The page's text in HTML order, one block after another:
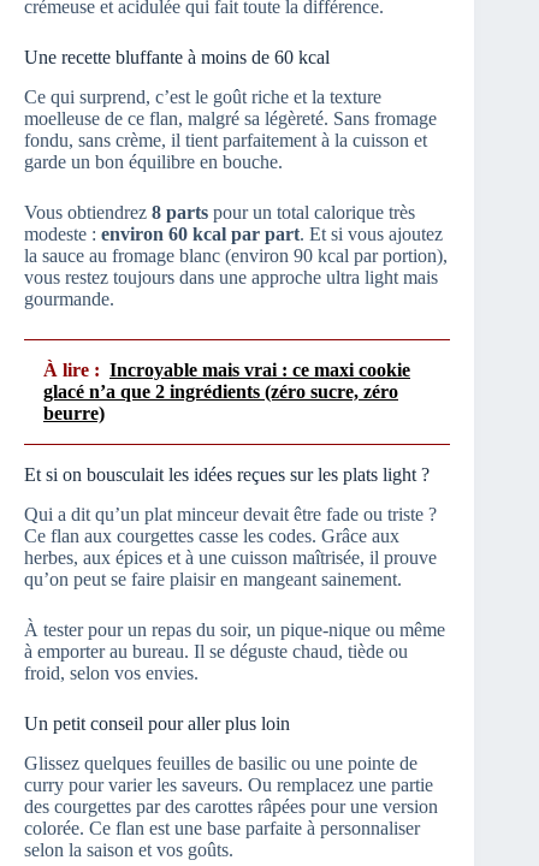
crémeuse et acidulée qui fait toute la différence.
Une recette bluffante à moins de 60 kcal
Ce qui surprend, c’est le goût riche et la texture
moelleuse de ce flan, malgré sa légèreté. Sans fromage
fondu, sans crème, il tient parfaitement à la cuisson et
garde un bon équilibre en bouche.
Vous obtiendrez 8 parts pour un total calorique très
modeste : environ 60 kcal par part. Et si vous ajoutez
la sauce au fromage blanc (environ 90 kcal par portion),
vous restez toujours dans une approche ultra light mais
gourmande.
À lire : Incroyable mais vrai : ce maxi cookie
glacé n’a que 2 ingrédients (zéro sucre, zéro
beurre)
Et si on bousculait les idées reçues sur les plats light ?
Qui a dit qu’un plat minceur devait être fade ou triste ?
Ce flan aux courgettes casse les codes. Grâce aux
herbes, aux épices et à une cuisson maîtrisée, il prouve
qu’on peut se faire plaisir en mangeant sainement.
À tester pour un repas du soir, un pique-nique ou même
à emporter au bureau. Il se déguste chaud, tiède ou
froid, selon vos envies.
Un petit conseil pour aller plus loin
Glissez quelques feuilles de basilic ou une pointe de
curry pour varier les saveurs. Ou remplacez une partie
des courgettes par des carottes râpées pour une version
colorée. Ce flan est une base parfaite à personnaliser
selon la saison et vos goûts.